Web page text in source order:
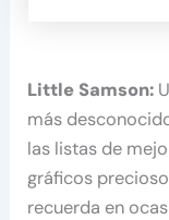
Little Samson:
más
las listas de
gráficos
recuerda en